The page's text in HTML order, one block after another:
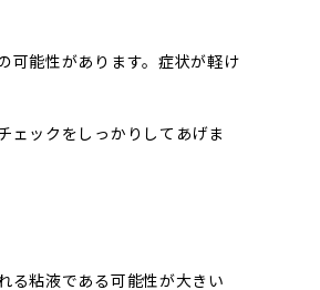
可能性があります。症状が軽け
ェックをしっかりしてあげま
る粘液である可能性が大きい